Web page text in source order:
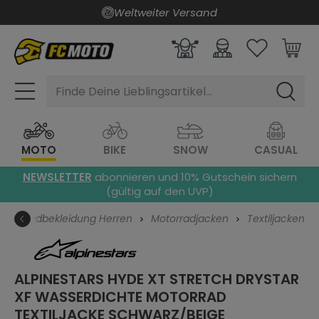
Weltweiter Versand
MOTO BIKE SNOW CASUAL
Finde Deine Lieblingsartikel...
NEWSLETTER abonnieren und 10% Gutschein sichern
(gültig auf den UVP)
Herren Motorradjacken Textiljacken
ALPINESTARS HYDE XT STRETCH DRYSTAR
XF WASSERDICHTE MOTORRAD
TEXTILJACKE SCHWARZ/BEIGE